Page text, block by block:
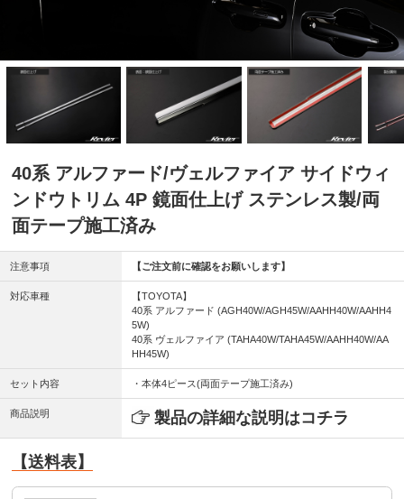
40系 アルファード/ヴェルファイア サイドウィ
ンドウトリム 4P 鏡面仕上げ ステンレス製/両
面テープ施工済み
注意事項 【ご注文前に確認をお願いします】
対応車種
【TOYOTA】
40系 アルファード (AGH40W/AGH45W/AAHH40W/AAHH4
5W)
40系 ヴェルファイア (TAHA40W/TAHA45W/AAHH40W/AA
HH45W)
セット内容 ・本体4ピース(両面テープ施工済み)
商品説明 製品の詳細な説明はコチラ
【送料表】